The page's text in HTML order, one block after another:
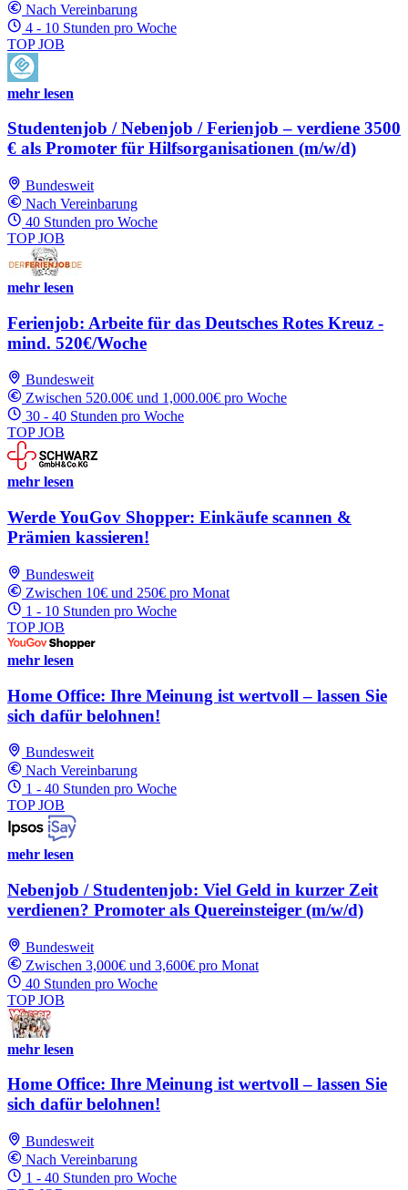
Nach Vereinbarung
4 - 10 Stunden pro Woche
TOP JOB
mehr lesen
Studentenjob / Nebenjob / Ferienjob – verdiene 3500
€ als Promoter für Hilfsorganisationen (m/w/d)
Bundesweit
Nach Vereinbarung
40 Stunden pro Woche
TOP JOB
mehr lesen
Ferienjob: Arbeite für das Deutsches Rotes Kreuz -
mind. 520€/Woche
Bundesweit
Zwischen 520.00€ und 1,000.00€ pro Woche
30 - 40 Stunden pro Woche
TOP JOB
mehr lesen
Werde YouGov Shopper: Einkäufe scannen &
Prämien kassieren!
Bundesweit
Zwischen 10€ und 250€ pro Monat
1 - 10 Stunden pro Woche
TOP JOB
mehr lesen
Home Office: Ihre Meinung ist wertvoll – lassen Sie
sich dafür belohnen!
Bundesweit
Nach Vereinbarung
1 - 40 Stunden pro Woche
TOP JOB
mehr lesen
Nebenjob / Studentenjob: Viel Geld in kurzer Zeit
verdienen? Promoter als Quereinsteiger (m/w/d)
Bundesweit
Zwischen 3,000€ und 3,600€ pro Monat
40 Stunden pro Woche
TOP JOB
mehr lesen
Home Office: Ihre Meinung ist wertvoll – lassen Sie
sich dafür belohnen!
Bundesweit
Nach Vereinbarung
1 - 40 Stunden pro Woche